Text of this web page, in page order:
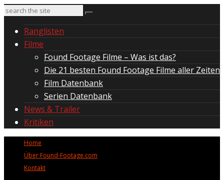
Ranglisten
Filme
Found Footage Filme – Was ist das?
Die 21 besten Found Footage Filme aller Zeiten
Film Datenbank
Serien Datenbank
News & Trailer
Kritiken
Home
Über Found-Footage.com
Kontakt